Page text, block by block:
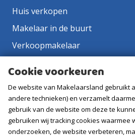
Huis verkopen
Makelaar in de buurt
Verkoopmakelaar
Vacatures
Volg ons
Cookie voorkeuren
De website van Makelaarsland gebruikt
andere technieken) en verzamelt
gebruik van de website om deze te
gebruiken wij tracking cookies waarmee
onderzoeken, de website verbeteren,